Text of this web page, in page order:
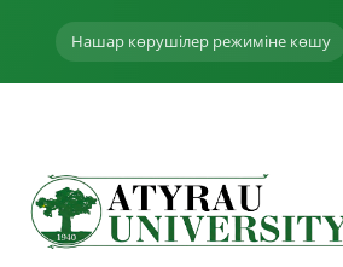
Нашар көрушілер режиміне көшу
▶ Ғылым департаменті
«Хабаршы» ғылыми журналы